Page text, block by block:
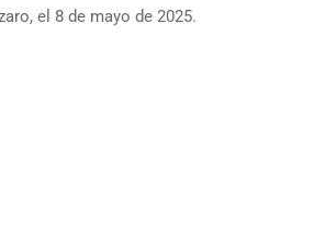
el 8 de mayo de 2025.